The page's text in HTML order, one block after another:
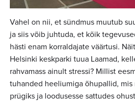
Vahel on nii, et sündmus muutub
ja siis võib juhtuda, et kõik
hästi enam korraldajate väärtusi.
Helsinki keskparki tuua Laamad,
rahvamass ainult stressi? Millist
tuhanded heeliumiga õhupallid, mis
prügiks ja loodusesse sattudes